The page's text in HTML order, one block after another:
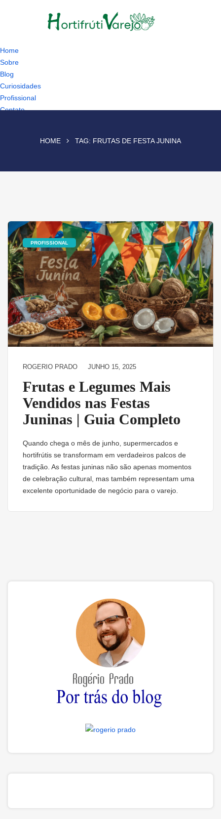
Home
Sobre
Blog
Curiosidades
Profissional
Contato
HOME TAG: FRUTAS DE FESTA JUNINA
PROFISSIONAL
ROGERIO PRADO JUNHO 15, 2025
Frutas e Legumes Mais
Vendidos nas Festas
Juninas | Guia Completo
Quando chega o mês de junho, supermercados e
hortifrútis se transformam em verdadeiros palcos de
tradição. As festas juninas não são apenas momentos
de celebração cultural, mas também representam uma
excelente oportunidade de negócio para o varejo.